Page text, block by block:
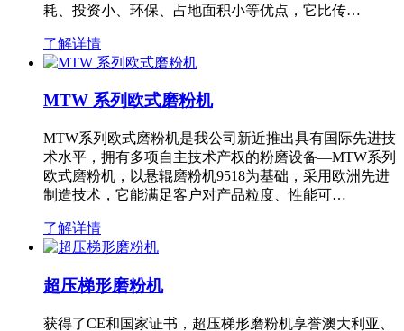
耗、投资小、环保、占地面积小等优点，它比传…
了解详情
MTW 系列欧式磨粉机
MTW系列欧式磨粉机是我公司新近推出具有国际先进技
术水平，拥有多项自主技术产权的粉磨设备—MTW系列
欧式磨粉机，以悬辊磨粉机9518为基础，采用欧洲先进
制造技术，它能满足客户对产品粒度、性能可…
了解详情
超压梯形磨粉机
获得了CE和国家证书，超压梯形磨粉机享誉澳大利亚、